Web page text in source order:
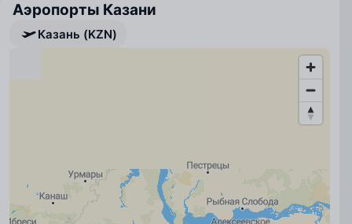
Аэропорты Казани
Казань (KZN)
Казань